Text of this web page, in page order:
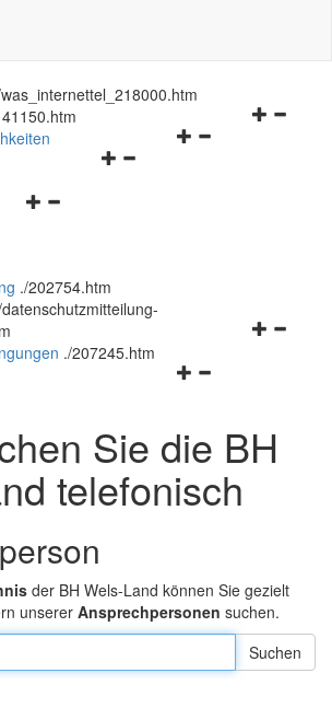
Navigationsmenü
Navigationsmenü
Navigationsmenü
./202754.htm
Navigationsmenü
schließen
./207245.htm
Sie die BH
telefonisch
der BH Wels-Land können Sie gezielt
unserer Ansprechpersonen suchen.